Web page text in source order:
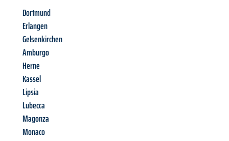
Dortmund
Erlangen
Gelsenkirchen
Amburgo
Herne
Kassel
Lipsia
Lubecca
Magonza
Monaco